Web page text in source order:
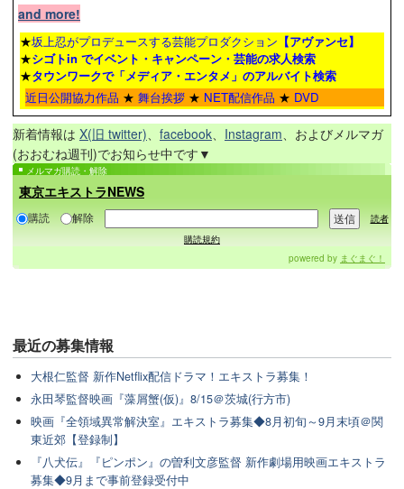
and more!
★坂上忍がプロデュースする芸能プロダクション 【アヴァンセ】
★シゴトin でイベント・キャンペーン・芸能の求人検索
★タウンワークで「メディア・エンタメ」のアルバイト検索
近日公開協力作品 ★ 舞台挨拶 ★ NET配信作品 ★ DVD
新着情報は X(旧 twitter) facebook Instagram 、およびメルマガ
(おおむね週刊)でお知らせ中です▼
メルマガ購読・解除
東京エキストラNEWS
購読 解除
読者
購読規約
powered by まぐまぐ！
最近の募集情報
大根仁監督 新作Netflix配信ドラマ！エキストラ募集！
永田琴監督映画『藻屑蟹(仮)』8/15＠茨城(行方市)
映画『全領域異常解決室』エキストラ募集◆8月初旬～9月末頃＠関
東近郊【登録制】
『八犬伝』『ピンポン』の曽利文彦監督 新作劇場用映画エキストラ
募集◆9月まで事前登録受付中